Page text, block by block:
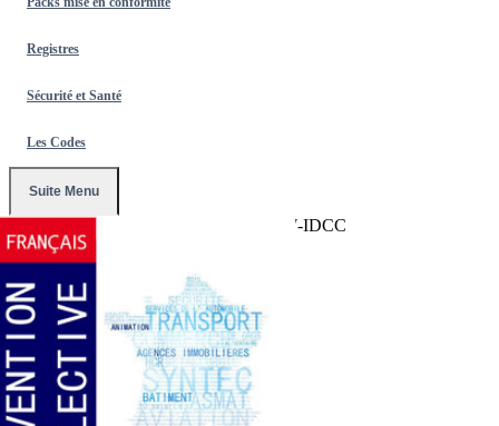
Registres
Sécurité et Santé
Les Codes
Suite Menu
Conventions Collectives 2397-IDCC